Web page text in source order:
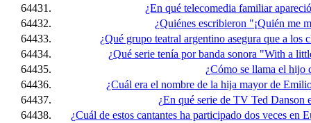
64431.
¿En qué telecomedia familiar
64432.
¿Quiénes escribieron "¡Quién me
64433.
¿Qué grupo teatral argentino asegura que a los
64434.
¿Qué serie tenía por banda sonora "With a
64435.
¿Cómo se llama el hijo
64436.
¿Cuál era el nombre de la hija mayor de
64437.
¿En qué serie de TV Ted Danson
64438.
¿Cuál de estos cantantes ha participado dos veces en